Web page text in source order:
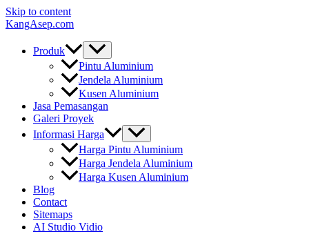
Skip to content
KangAsep.com
Produk
Pintu Aluminium
Jendela Aluminium
Kusen Aluminium
Jasa Pemasangan
Galeri Proyek
Informasi Harga
Harga Pintu Aluminium
Harga Jendela Aluminium
Harga Kusen Aluminium
Blog
Contact
Sitemaps
AI Studio Vidio